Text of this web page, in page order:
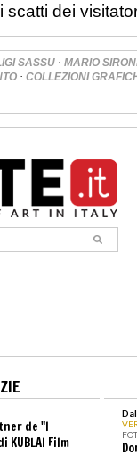
scatti dei
SASSU · MARIO
· COLLEZIONI
de "I
KUBLAI Film